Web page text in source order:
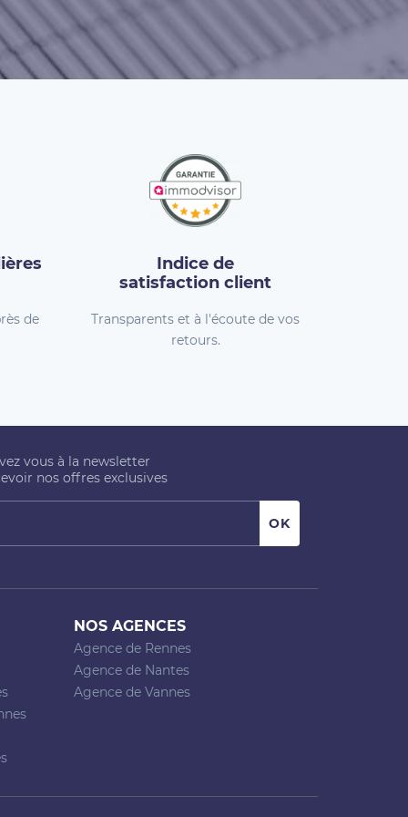
de
Indice de
satisfaction client
Transparents et à l'écoute de vos
retours.
vous à la newsletter
nos offres exclusives
NOS AGENCES
Agence de Rennes
Agence de Nantes
Agence de Vannes